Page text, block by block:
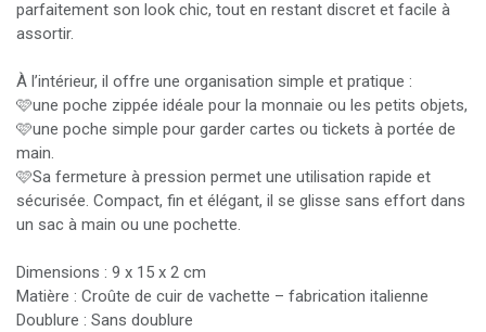
parfaitement son look chic, tout en restant discret et facile à
assortir.
À l’intérieur, il offre une organisation simple et pratique :
🩷une poche zippée idéale pour la monnaie ou les petits objets,
🩷une poche simple pour garder cartes ou tickets à portée de
main.
🩷Sa fermeture à pression permet une utilisation rapide et
sécurisée. Compact, fin et élégant, il se glisse sans effort dans
un sac à main ou une pochette.
Dimensions : 9 x 15 x 2 cm
Matière : Croûte de cuir de vachette – fabrication italienne
Doublure : Sans doublure